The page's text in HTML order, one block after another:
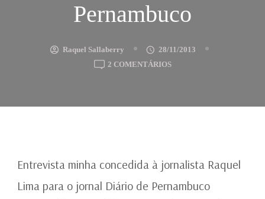
Pernambuco
Raquel Sallaberry
28/11/2013
2 COMENTÁRIOSEM
DIÁRIO
Entrevista minha concedida à jornalista Raquel
Lima para o jornal Diário de Pernambuco